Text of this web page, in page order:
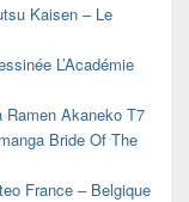
Kaisen – Le
L’Académie
Ramen Akaneko T7
Bride Of The
France – Belgique